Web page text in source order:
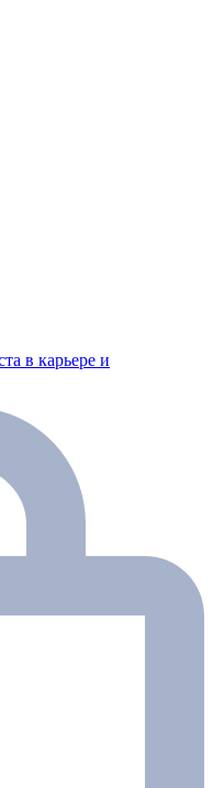
в карьере и